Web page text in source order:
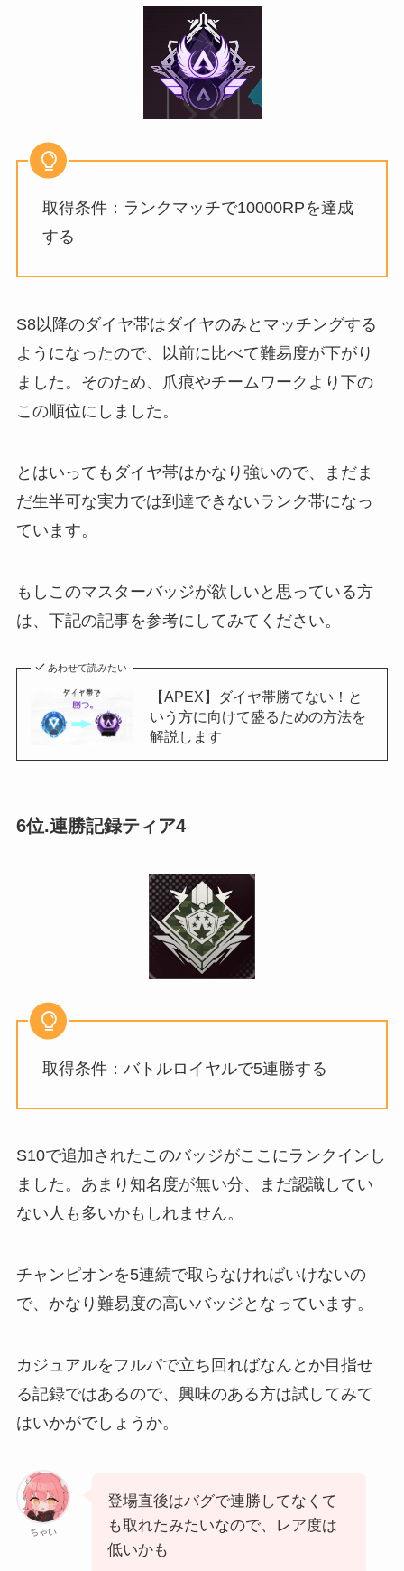
取得条件：ランクマッチで10000RPを達成
する
S8以降のダイヤ帯はダイヤのみとマッチングする
ようになったので、以前に比べて難易度が下がり
ました。そのため、爪痕やチームワークより下の
この順位にしました。
とはいってもダイヤ帯はかなり強いので、まだま
だ生半可な実力では到達できないランク帯になっ
ています。
もしこのマスターバッジが欲しいと思っている方
は、下記の記事を参考にしてみてください。
あわせて読みたい
【APEX】ダイヤ帯勝てない！と
いう方に向けて盛るための方法を
解説します
6位.連勝記録ティア4
取得条件：バトルロイヤルで5連勝する
S10で追加されたこのバッジがここにランクインし
ました。あまり知名度が無い分、まだ認識してい
ない人も多いかもしれません。
チャンピオンを5連続で取らなければいけないの
で、かなり難易度の高いバッジとなっています。
カジュアルをフルパで立ち回ればなんとか目指せ
る記録ではあるので、興味のある方は試してみて
はいかがでしょうか。
ちゃい
登場直後はバグで連勝してなくて
も取れたみたいなので、レア度は
低いかも